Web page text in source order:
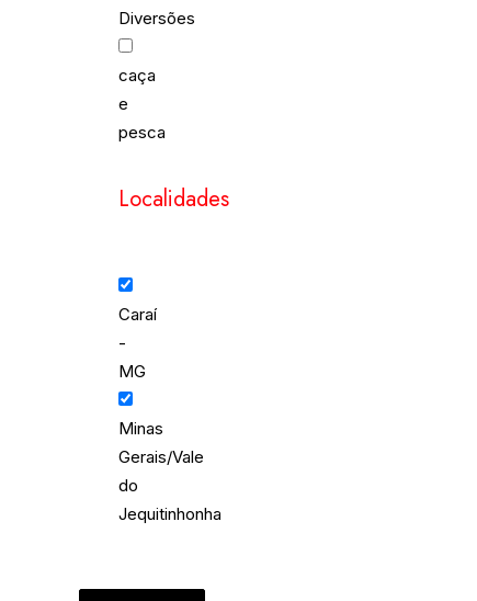
Diversões
caça
e
pesca
Localidades
Caraí
-
MG
Minas
Gerais/Vale
do
Jequitinhonha